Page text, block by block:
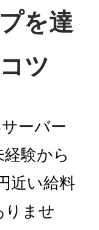
を達
ツ
ーバー
験から
近い給料
りませ